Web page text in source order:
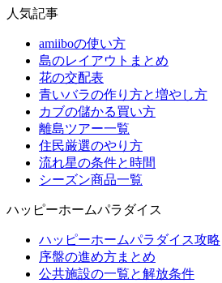
人気記事
amiiboの使い方
島のレイアウトまとめ
花の交配表
青いバラの作り方と増やし方
カブの儲かる買い方
離島ツアー一覧
住民厳選のやり方
流れ星の条件と時間
シーズン商品一覧
ハッピーホームパラダイス
ハッピーホームパラダイス攻略
序盤の進め方まとめ
公共施設の一覧と解放条件